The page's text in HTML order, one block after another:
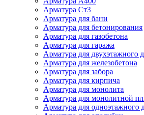
Арматура Ст3
Арматура для бани
Арматура для бетонирования
Арматура для газобетона
Арматура для гаража
Арматура для двухэтажного
Арматура для железобетона
Арматура для забора
Арматура для кирпича
Арматура для монолита
Арматура для монолитной
Арматура для одноэтажного